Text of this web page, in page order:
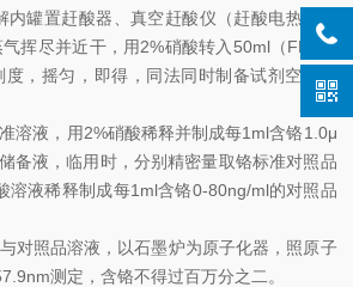
罐置赶酸器、真空赶酸仪（赶酸电热板）
气挥尽并近干，用2%硝酸转入50ml（FEP）
，摇匀，即得，同法同时制备试剂空白溶
液，用2%硝酸稀释并制成每1ml含铬1.0μ
备液，临用时，分别精密量取铬标准对照品
溶液稀释制成每1ml含铬0-80ng/ml的对照品
照品溶液，以石墨炉为原子化器，照原子
测定，含铬不得过百万分之二。